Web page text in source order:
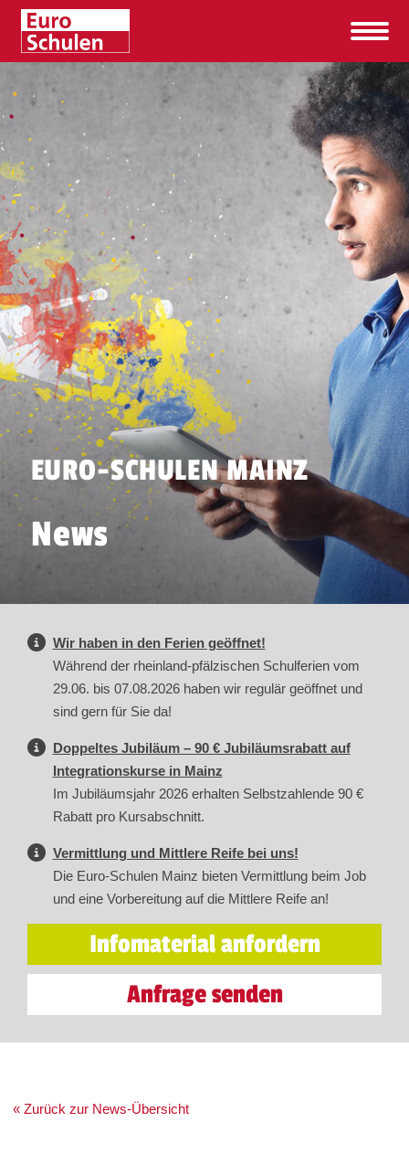
EURO-SCHULEN MAINZ
News
Wir haben in den Ferien geöffnet!
Während der rheinland-pfälzischen Schulferien vom
29.06. bis 07.08.2026 haben wir regulär geöffnet und
sind gern für Sie da!
Doppeltes Jubiläum – 90 € Jubiläumsrabatt auf
Integrationskurse in Mainz
Im Jubiläumsjahr 2026 erhalten Selbstzahlende 90 €
Rabatt pro Kursabschnitt.
Vermittlung und Mittlere Reife bei uns!
Die Euro-Schulen Mainz bieten Vermittlung beim Job
und eine Vorbereitung auf die Mittlere Reife an!
Infomaterial anfordern
Anfrage senden
« Zurück zur News-Übersicht